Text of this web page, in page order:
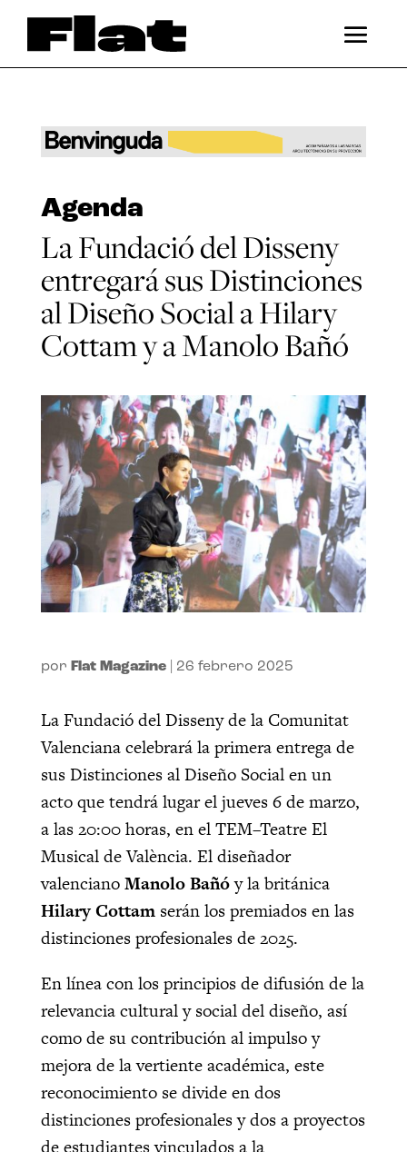
Agenda
La Fundació del Disseny
entregará sus Distinciones
al Diseño Social a Hilary
Cottam y a Manolo Bañó
por Flat Magazine| 26 febrero 2025
La Fundació del Disseny de la Comunitat
Valenciana celebrará la primera entrega de
sus Distinciones al Diseño Social en un
acto que tendrá lugar el jueves 6 de marzo,
a las 20:00 horas, en el TEM–Teatre El
Musical de València. El diseñador
valencianoManolo Bañóy la británica
Hilary Cottamserán los premiados en las
distinciones profesionales de 2025.
En línea con los principios de difusión de la
relevancia cultural y social del diseño, así
como de su contribución al impulso y
mejora de la vertiente académica, este
reconocimiento se divide en dos
distinciones profesionales y dos a proyectos
de estudiantes vinculados a la